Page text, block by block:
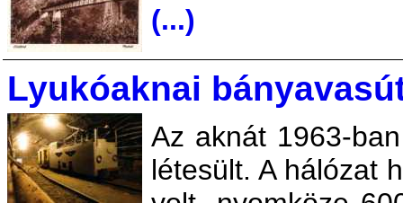
(...)
Lyukóaknai
Az aknát 1963-
létesült. A hálózat